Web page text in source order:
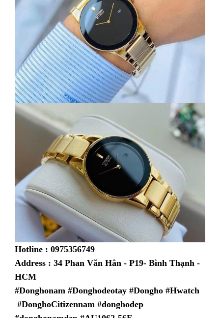
Hotline : 0975356749
Address : 34 Phan Văn Hân - P19- Bình Thạnh -
HCM
#Donghonam #Donghodeotay #Dongho #Hwatch
#DonghoCitizennam #donghodep